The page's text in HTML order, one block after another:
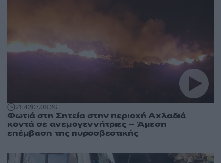
21:4207.08.26
Φωτιά στη Σητεία στην περιοχή Αχλαδιά
κοντά σε ανεμογεννήτριες – Άμεση
επέμβαση της πυροσβεστικής